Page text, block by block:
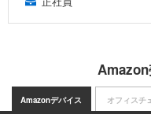
Amazonデバイス オフィスチ